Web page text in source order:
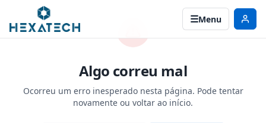
Menu
Algo correu mal
Ocorreu um erro inesperado nesta página. Pode tentar
novamente ou voltar ao início.